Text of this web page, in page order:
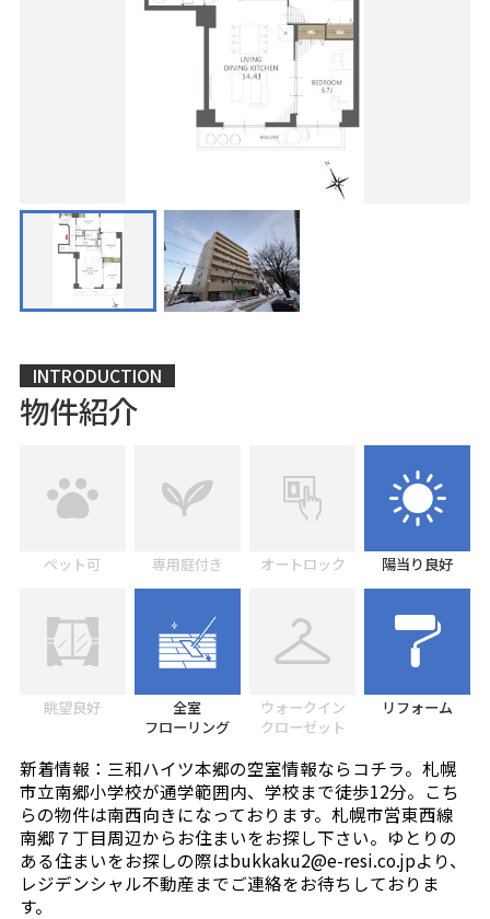
INTRODUCTION
物件紹介
ペット可 専用庭付き オートロック 陽当り良好
眺望良好
全室
フローリング
ウォークイン
クローゼット
リフォーム
新着情報：三和ハイツ本郷の空室情報ならコチラ。札幌
市立南郷小学校が通学範囲内、学校まで徒歩12分。こち
らの物件は南西向きになっております。札幌市営東西線
南郷７丁目周辺からお住まいをお探し下さい。ゆとりの
ある住まいをお探しの際はbukkaku2@e-resi.co.jpより、
レジデンシャル不動産までご連絡をお待ちしておりま
す。